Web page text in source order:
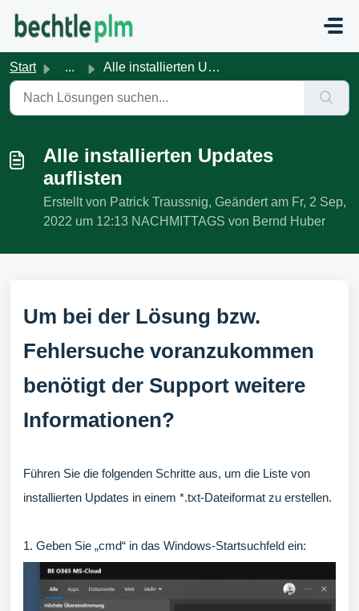
Start ... Alle installierten Updates auflisten
Alle installierten Updates
auflisten
Erstellt von Patrick Traussnig, Geändert am Fr, 2 Sep,
2022 um 12:13 NACHMITTAGS von Bernd Huber
Um bei der Lösung bzw.
Fehlersuche voranzukommen
benötigt der Support weitere
Informationen?
Führen Sie die folgenden Schritte aus, um die Liste von
installierten Updates in einem *.txt-Dateiformat zu erstellen.
1. Geben Sie „cmd“ in das Windows-Startsuchfeld ein: